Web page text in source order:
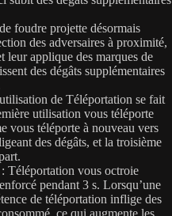
foudre projette désormais
des adversaires à proximité,
leur applique des marques de
des dégâts supplémentaires
de Téléportation se fait
utilisation vous téléporte
vous téléporte à nouveau vers
des dégâts, et la troisième
Téléportation vous octroie
pendant 3 s. Lorsqu’une
de téléportation inflige des